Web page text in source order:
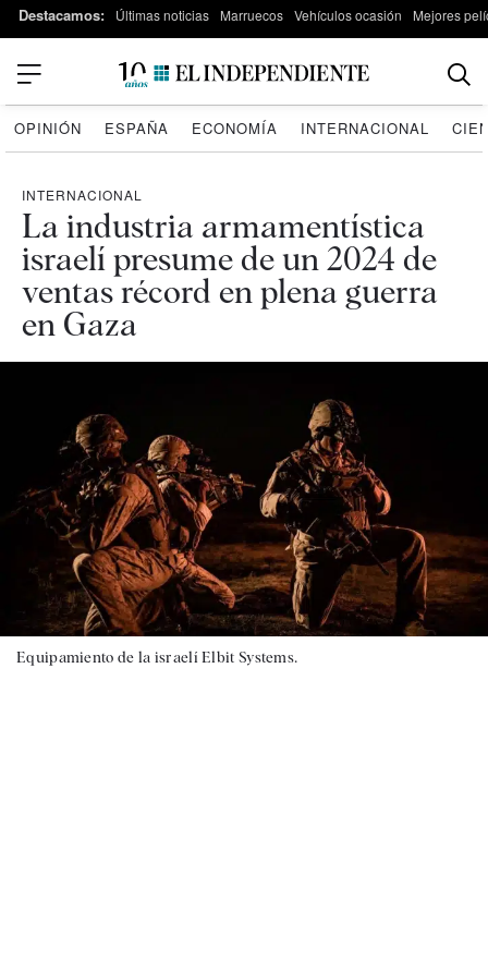
Destacamos: Últimas noticias Marruecos Vehículos ocasión Mejores
OPINIÓN ESPAÑA ECONOMÍA INTERNACIONAL
INTERNACIONAL
La industria armamentística
israelí presume de un 2024 de
ventas récord en plena guerra
en Gaza
Equipamiento de la israelí Elbit Systems.